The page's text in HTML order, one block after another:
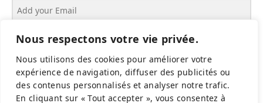
Nous respectons votre vie privée.
Nous utilisons des cookies pour améliorer votre
expérience de navigation, diffuser des publicités ou
des contenus personnalisés et analyser notre trafic.
En cliquant sur « Tout accepter », vous consentez à
*Don’t Worry We Don’t Spam